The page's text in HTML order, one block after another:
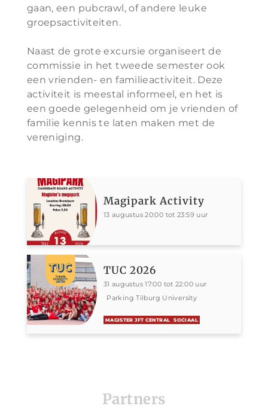
gaan, een pubcrawl, of andere leuke
groepsactiviteiten.
Naast de grote excursie organiseert de
commissie in het tweede semester ook
een vrienden- en familieactiviteit. Deze
activiteit is meestal informeel, en het is
een goede gelegenheid om je vrienden of
familie kennis te laten maken met de
vereniging.
Magipark Activity
13 augustus 20:00 tot 23:59 uur
TUC 2026
31 augustus 17:00 tot 22:00 uur
Parking Tilburg University
MAGISTER JFT CENTRAL SOCIAAL
Partners